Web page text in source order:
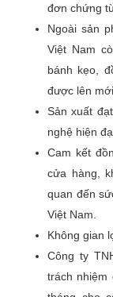
đơn chứng
Ngoài sản
Việt Nam
bánh kẹo,
được lên
Sản xuất
nghệ hiện
Cam kết
cửa hàng,
quan đến
Việt Nam.
Không gian
Công ty
trách nhiệm